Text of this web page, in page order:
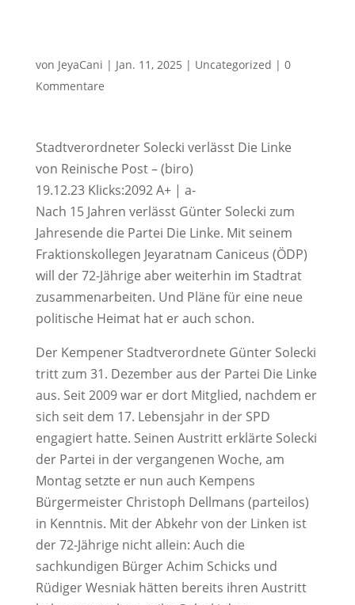
von JeyaCani | Jan. 11, 2025 | Uncategorized | 0
Kommentare
Stadtverordneter Solecki verlässt Die Linke
von Reinische Post – (biro)
19.12.23 Klicks:2092 A+ | a-
Nach 15 Jahren verlässt Günter Solecki zum
Jahresende die Partei Die Linke. Mit seinem
Fraktionskollegen Jeyaratnam Caniceus (ÖDP)
will der 72-Jährige aber weiterhin im Stadtrat
zusammenarbeiten. Und Pläne für eine neue
politische Heimat hat er auch schon.
Der Kempener Stadtverordnete Günter Solecki
tritt zum 31. Dezember aus der Partei Die Linke
aus. Seit 2009 war er dort Mitglied, nachdem er
sich seit dem 17. Lebensjahr in der SPD
engagiert hatte. Seinen Austritt erklärte Solecki
der Partei in der vergangenen Woche, am
Montag setzte er nun auch Kempens
Bürgermeister Christoph Dellmans (parteilos)
in Kenntnis. Mit der Abkehr von der Linken ist
der 72-Jährige nicht allein: Auch die
sachkundigen Bürger Achim Schicks und
Rüdiger Wesniak hätten bereits ihren Austritt